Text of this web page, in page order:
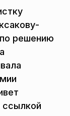
решению